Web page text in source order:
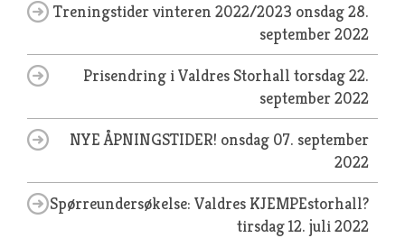
Treningstider vinteren 2022/2023 onsdag 28.
september 2022
Prisendring i Valdres Storhall torsdag 22.
september 2022
NYE ÅPNINGSTIDER! onsdag 07. september
2022
Spørreundersøkelse: Valdres KJEMPEstorhall?
tirsdag 12. juli 2022